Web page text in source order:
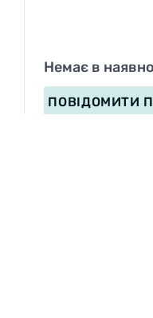
Немає в
ПОВІДОМИТИ